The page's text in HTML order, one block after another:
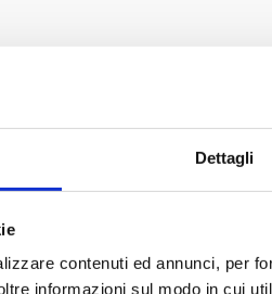
Dettagli
contenuti ed annunci, per
informazioni sul modo in cui